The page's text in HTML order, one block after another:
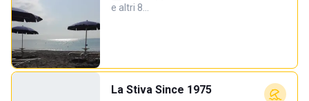
e altri 8…
La Stiva Since 1975